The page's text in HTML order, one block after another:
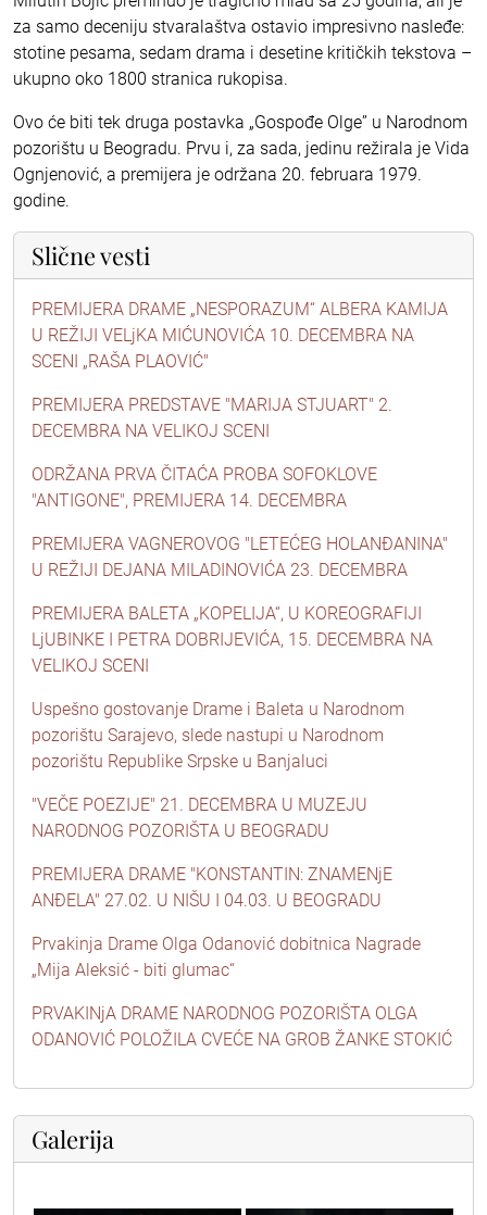
za samo deceniju stvaralaštva ostavio impresivno nasleđe:
stotine pesama, sedam drama i desetine kritičkih tekstova –
ukupno oko 1800 stranica rukopisa.
Ovo će biti tek druga postavka „Gospođe Olge” u Narodnom
pozorištu u Beogradu. Prvu i, za sada, jedinu režirala je Vida
Ognjenović, a premijera je održana 20. februara 1979.
godine.
Slične vesti
PREMIJERA DRAME „NESPORAZUM“ ALBERA KAMIJA
U REŽIJI VELjKA MIĆUNOVIĆA 10. DECEMBRA NA
SCENI „RAŠA PLAOVIĆ"
PREMIJERA PREDSTAVE "MARIJA STJUART" 2.
DECEMBRA NA VELIKOJ SCENI
ODRŽANA PRVA ČITAĆA PROBA SOFOKLOVE
"ANTIGONE", PREMIJERA 14. DECEMBRA
PREMIJERA VAGNEROVOG "LETEĆEG HOLANĐANINA"
U REŽIJI DEJANA MILADINOVIĆA 23. DECEMBRA
PREMIJERA BALETA „KOPELIJA“, U KOREOGRAFIJI
LjUBINKE I PETRA DOBRIJEVIĆA, 15. DECEMBRA NA
VELIKOJ SCENI
Uspešno gostovanje Drame i Baleta u Narodnom
pozorištu Sarajevo, slede nastupi u Narodnom
pozorištu Republike Srpske u Banjaluci
"VEČE POEZIJE" 21. DECEMBRA U MUZEJU
NARODNOG POZORIŠTA U BEOGRADU
PREMIJERA DRAME "KONSTANTIN: ZNAMENjE
ANĐELA" 27.02. U NIŠU I 04.03. U BEOGRADU
Prvakinja Drame Olga Odanović dobitnica Nagrade
„Mija Aleksić - biti glumac“
PRVAKINjA DRAME NARODNOG POZORIŠTA OLGA
ODANOVIĆ POLOŽILA CVEĆE NA GROB ŽANKE STOKIĆ
Galerija